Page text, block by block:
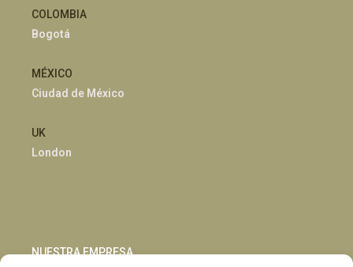
COLOMBIA
Bogotá
MÉXICO
Ciudad de México
UK
London
NUESTRA EMPRESA